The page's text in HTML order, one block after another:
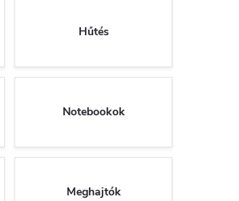
Hűtés
Notebookok
Meghajtók